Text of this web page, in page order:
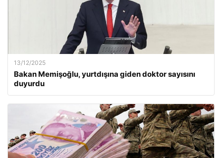
13/12/2025
Bakan Memişoğlu, yurtdışına giden doktor sayısını
duyurdu